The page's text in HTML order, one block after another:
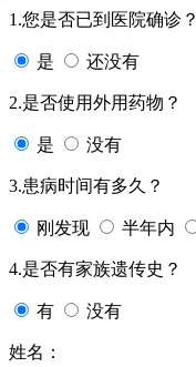
1.您是否已到医院确诊？
是 还没有
2.是否使用外用药物？
是 没有
3.患病时间有多久？
刚发现 半年内
4.是否有家族遗传史？
有 没有
姓名：